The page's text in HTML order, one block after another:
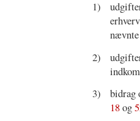
1)
2)
3)
bidrag
18og